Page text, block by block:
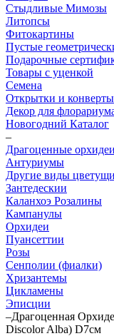
Стыдливые Мимозы
Литопсы
Фитокартины
Пустые
Подарочные
Товары с уценкой
Семена
Открытки и конверты
Декор для
Новогодний Каталог
–
Драгоценные орхидеи
Антуриумы
Другие виды
Зантедескии
Каланхоэ Розалины
Кампанулы
Орхидеи
Пуансеттии
Розы
Сенполии (фиалки)
Хризантемы
Цикламены
Эписции
–Драгоценная
Discolor Alba) D7см